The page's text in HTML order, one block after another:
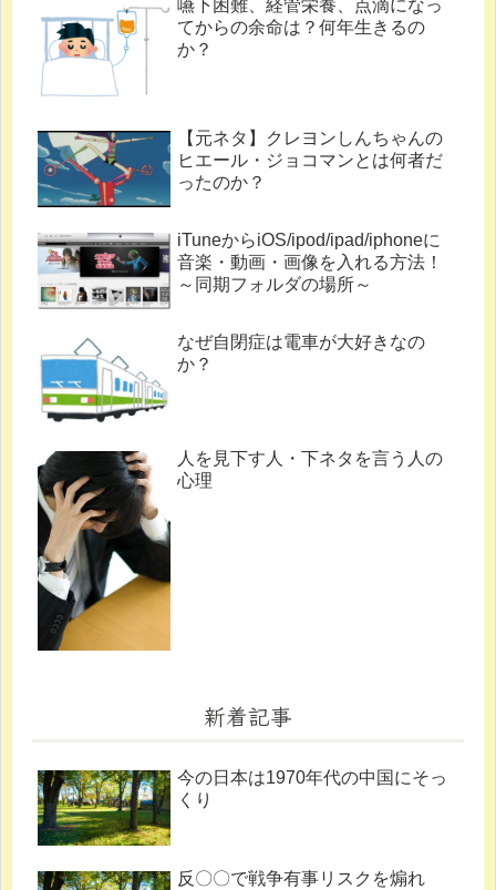
嚥下困難、経管栄養、点滴になっ
てからの余命は？何年生きるの
か？
【元ネタ】クレヨンしんちゃんの
ヒエール・ジョコマンとは何者だ
ったのか？
iTuneからiOS/ipod/ipad/iphoneに
音楽・動画・画像を入れる方法！
～同期フォルダの場所～
なぜ自閉症は電車が大好きなの
か？
人を見下す人・下ネタを言う人の
心理
新着記事
今の日本は1970年代の中国にそっ
くり
反〇〇で戦争有事リスクを煽れ